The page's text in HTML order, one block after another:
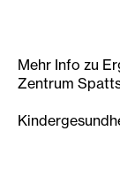
Mehr Info zu
Zentrum